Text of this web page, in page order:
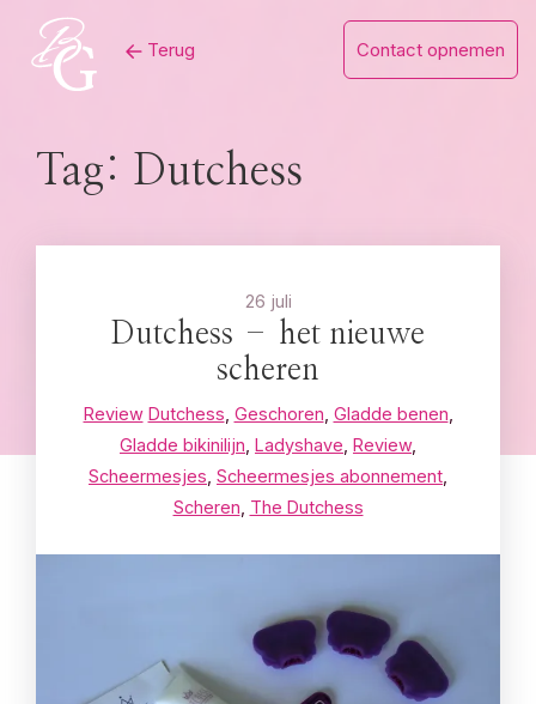
content
Terug Contact opnemen
Tag: Dutchess
26 juli
Dutchess – het nieuwe
scheren
Review Dutchess Geschoren Gladde benen
Gladde bikinilijn Ladyshave Review,
Scheermesjes Scheermesjes abonnement
Scheren The Dutchess